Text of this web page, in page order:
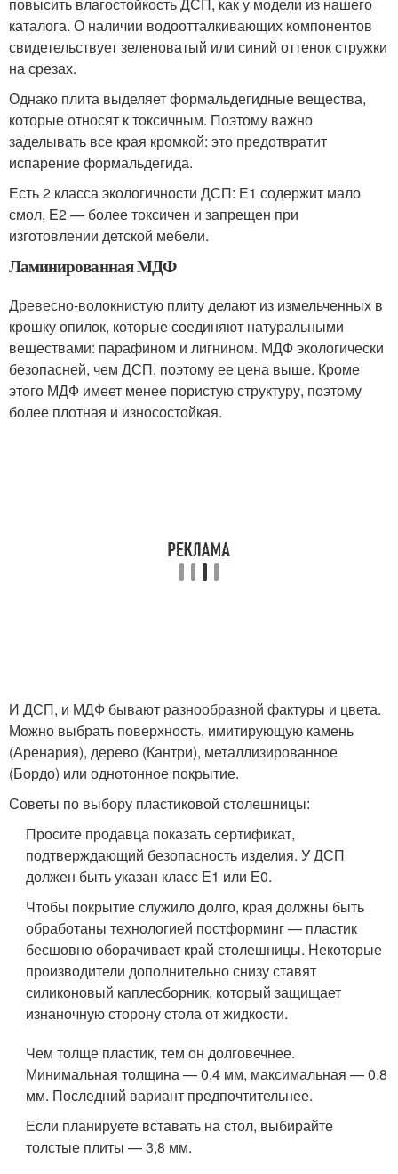
каталога. О наличии водоотталкивающих компонентов
свидетельствует зеленоватый или синий оттенок стружки
на срезах.
Однако плита выделяет формальдегидные вещества,
которые относят к токсичным. Поэтому важно
заделывать все края кромкой: это предотвратит
испарение формальдегида.
Есть 2 класса экологичности ДСП: Е1 содержит мало
смол, Е2 — более токсичен и запрещен при
изготовлении детской мебели.
Ламинированная МДФ
Древесно-волокнистую плиту делают из измельченных в
крошку опилок, которые соединяют натуральными
веществами: парафином и лигнином. МДФ экологически
безопасней, чем ДСП, поэтому ее цена выше. Кроме
этого МДФ имеет менее пористую структуру, поэтому
более плотная и износостойкая.
И ДСП, и МДФ бывают разнообразной фактуры и цвета.
Можно выбрать поверхность, имитирующую камень
(Аренария), дерево (Кантри), металлизированное
(Бордо) или однотонное покрытие.
Советы по выбору пластиковой столешницы:
Просите продавца показать сертификат,
подтверждающий безопасность изделия. У ДСП
должен быть указан класс Е1 или Е0.
Чтобы покрытие служило долго, края должны быть
обработаны технологией постформинг — пластик
бесшовно оборачивает край столешницы. Некоторые
производители дополнительно снизу ставят
силиконовый каплесборник, который защищает
изнаночную сторону стола от жидкости.
Чем толще пластик, тем он долговечнее.
Минимальная толщина — 0,4 мм, максимальная — 0,8
мм. Последний вариант предпочтительнее.
Если планируете вставать на стол, выбирайте
толстые плиты — 3,8 мм.